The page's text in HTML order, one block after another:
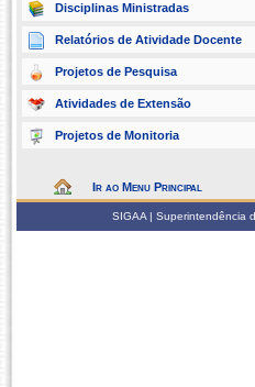
Disciplinas Ministradas
Relatórios de Atividade Docente
Projetos de Pesquisa
Atividades de Extensão
Projetos de Monitoria
Ir ao Menu Principal
SIGAA | Superintendência